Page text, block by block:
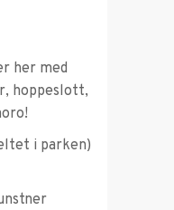
her med
hoppeslott,
i parken)